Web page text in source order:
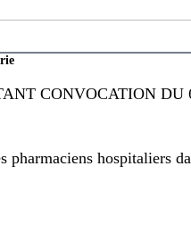
CONVOCATION
pharmaciens hospitaliers